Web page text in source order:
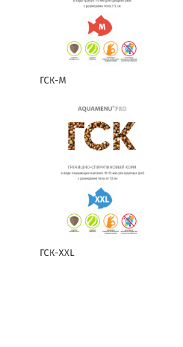
ГСК-M
ГСК-XXL